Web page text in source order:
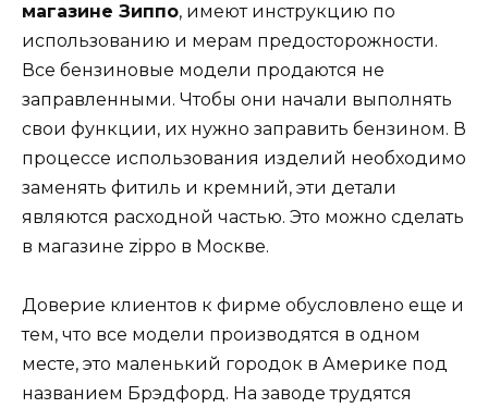
магазине Зиппо, имеют инструкцию по
использованию и мерам предосторожности.
Все бензиновые модели продаются не
заправленными. Чтобы они начали выполнять
свои функции, их нужно заправить бензином. В
процессе использования изделий необходимо
заменять фитиль и кремний, эти детали
являются расходной частью. Это можно сделать
в магазине zippo в Москве.
Доверие клиентов к фирме обусловлено еще и
тем, что все модели производятся в одном
месте, это маленький городок в Америке под
названием Брэдфорд. На заводе трудятся